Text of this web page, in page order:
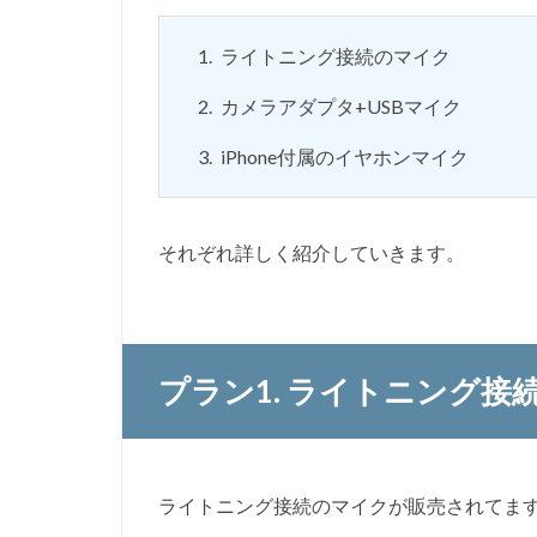
ライトニング接続のマイク
カメラアダプタ+USBマイク
iPhone付属のイヤホンマイク
それぞれ詳しく紹介していきます。
プラン1. ライトニング接
ライトニング接続のマイクが販売されてます